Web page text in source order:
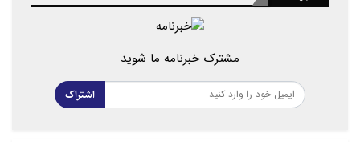
مشترک خبرنامه ما شوید
اشتراک